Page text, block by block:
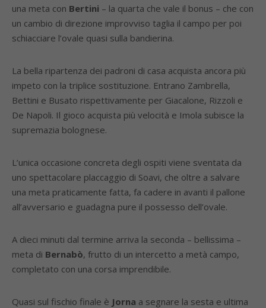
una meta con Bertini – la quarta che vale il bonus – che con
un cambio di direzione improvviso taglia il campo per poi
schiacciare l’ovale quasi sulla bandierina.
La bella ripartenza dei padroni di casa acquista ancora più
impeto con la triplice sostituzione. Entrano Zambrella,
Bettini e Busato rispettivamente per Giacalone, Rizzoli e
De Napoli. Il gioco acquista più velocità e Imola subisce la
supremazia bolognese.
L’unica occasione concreta degli ospiti viene sventata da
uno spettacolare placcaggio di Soavi, che oltre a salvare
una meta praticamente fatta, fa cadere in avanti il pallone
all’avversario e guadagna pure il possesso dell’ovale.
A dieci minuti dal termine arriva la seconda – bellissima –
meta di Bernabò, frutto di un intercetto a metà campo,
completato con una corsa imprendibile.
Quasi sul fischio finale è Jorna a segnare la sesta e ultima